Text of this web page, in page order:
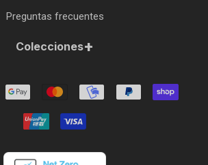
Preguntas frecuentes
Colecciones+